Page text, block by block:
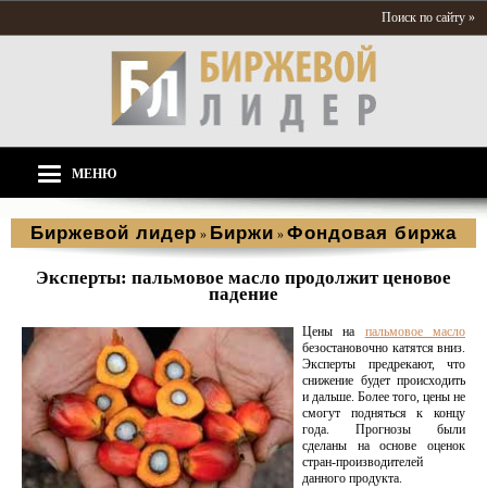
Поиск по сайту »
МЕНЮ
Биржевой лидер » Биржи » Фондовая биржа
Эксперты: пальмовое масло продолжит ценовое
падение
Цены на пальмовое масло
безостановочно катятся вниз.
Эксперты предрекают, что
снижение будет происходить
и дальше. Более того, цены не
смогут подняться к концу
года. Прогнозы были
сделаны на основе оценок
стран-производителей
данного продукта.